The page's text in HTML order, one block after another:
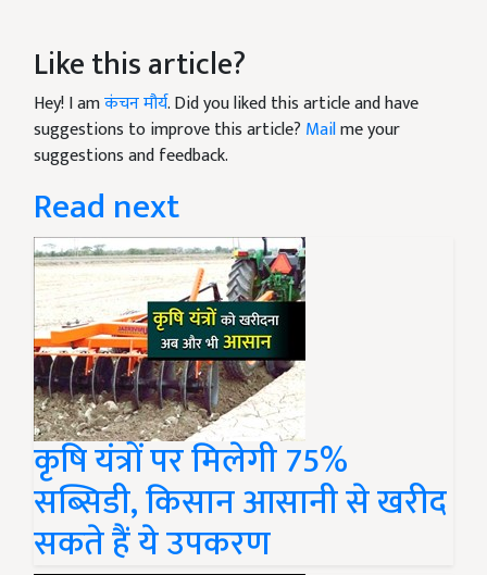
Like this article?
Hey! I amकंचन मौर्य. Did you liked this article and have
suggestions to improve this article? Mailme your
suggestions and feedback.
Read next
कृषि यंत्रों पर मिलेगी 75%
सब्सिडी, किसान आसानी से खरीद
सकते हैं ये उपकरण